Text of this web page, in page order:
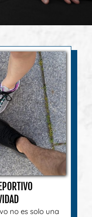
no es solo una